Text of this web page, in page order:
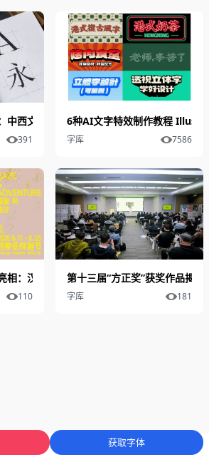
中西文字体体系下的选择与表达
391
6种AI文字特效制作教程
字库 7586
相：汉仪股份持续探索字体IP与文旅融合创新
110
第十三届“方正奖”获奖作品揭
字库 181
获取字体